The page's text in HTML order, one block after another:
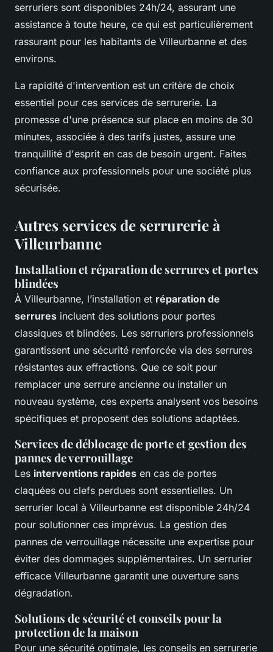
serruriers sont disponibles 24h/24, assurant une
assistance à toute heure, ce qui est particulièrement
rassurant pour les habitants de Villeurbanne et des
environs.
La rapidité d'intervention est un critère de choix
essentiel pour ces services de serrurerie. La
promesse d'une présence sur place en moins de 30
minutes, associée à des tarifs justes, assure une
tranquillité d'esprit en cas de besoin urgent. Faites
confiance aux professionnels pour une société plus
sécurisée.
Autres services de serrurerie à
Villeurbanne
Installation et réparation de serrures et portes
blindées
À Villeurbanne, l’installation et réparation de
serrures incluent des solutions pour portes
classiques et blindées. Les serruriers professionnels
garantissent une sécurité renforcée via des serrures
résistantes aux effractions. Que ce soit pour
remplacer une serrure ancienne ou installer un
nouveau système, ces experts analysent vos besoins
spécifiques et proposent des solutions adaptées.
Services de déblocage de porte et gestion des
pannes de verrouillage
Les interventions rapides en cas de portes
claquées ou clefs perdues sont essentielles. Un
serrurier local à Villeurbanne est disponible 24h/24
pour solutionner ces imprévus. La gestion des
pannes de verrouillage nécessite une expertise pour
éviter des dommages supplémentaires. Un serrurier
efficace Villeurbanne garantit une ouverture sans
dégradation.
Solutions de sécurité et conseils pour la
protection de la maison
Pour une sécurité optimale, les conseils en serrurerie